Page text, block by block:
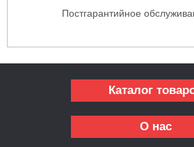
Постгарантийное
Каталог
О нас